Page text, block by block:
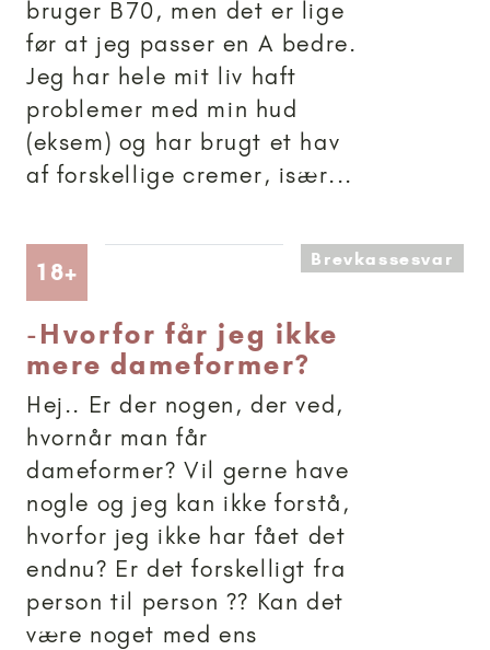
bruger B70, men det er lige
før at jeg passer en A bedre.
Jeg har hele mit liv haft
problemer med min hud
(eksem) og har brugt et hav
af forskellige cremer, især...
18+ Artikler anbefalet til 18+Brevkassesvar
-Hvorfor får jeg ikke
mere dameformer?
Hej.. Er der nogen, der ved,
hvornår man får
dameformer? Vil gerne have
nogle og jeg kan ikke forstå,
hvorfor jeg ikke har fået det
endnu? Er det forskelligt fra
person til person ?? Kan det
være noget med ens